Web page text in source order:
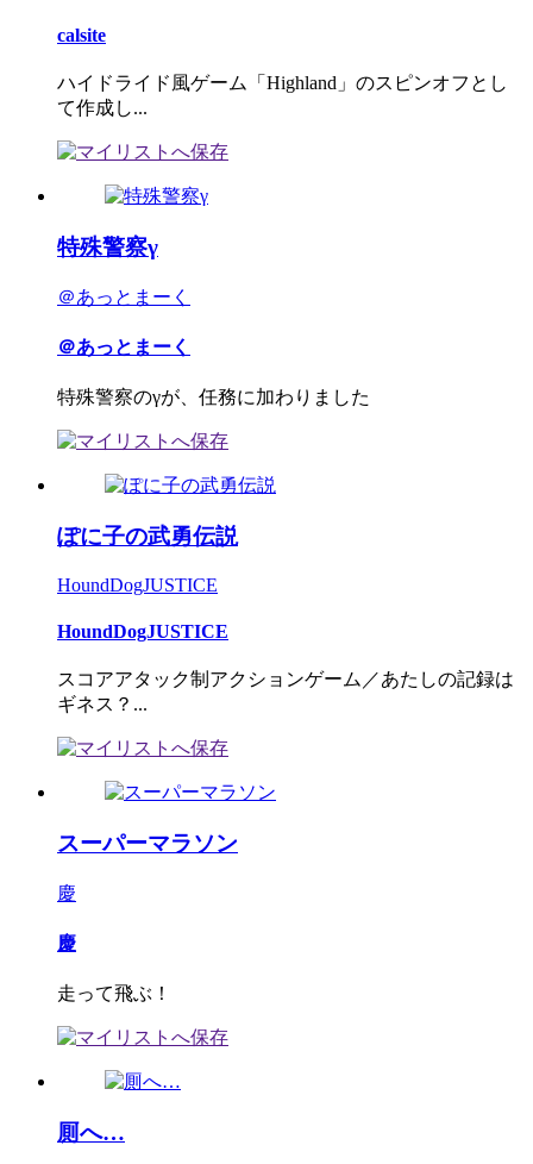
calsite
ハイドライド風ゲーム「Highland」のスピンオフとし
て作成し...
特殊警察γ
＠あっとまーく
＠あっとまーく
特殊警察のγが、任務に加わりました
ぽに子の武勇伝説
HoundDogJUSTICE
HoundDogJUSTICE
スコアアタック制アクションゲーム／あたしの記録は
ギネス？...
スーパーマラソン
慶
慶
走って飛ぶ！
厠へ…